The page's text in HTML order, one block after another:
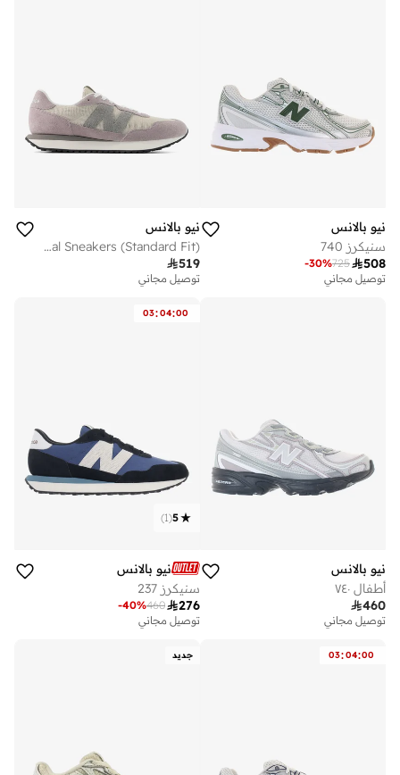
نيو بالانس
سنيكرز 740
508
725
-30%
توصيل مجاني
نيو بالانس
Men's 237 casual Sneakers (Standard Fit)
519
توصيل مجاني
نيو بالانس
أطفال ٧٤٠
460
توصيل مجاني
03:04:00
5
(
1
)
نيو بالانس
سنيكرز 237
276
460
-40%
توصيل مجاني
03:04:00 جديد